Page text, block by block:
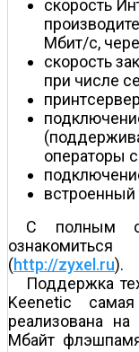
скорость
Мбит/с,
скорость
при числе
операторы
встроенный
С полным
(http://zyxel.ru).
Поддержка
Keenetic
реализована
Мбайт